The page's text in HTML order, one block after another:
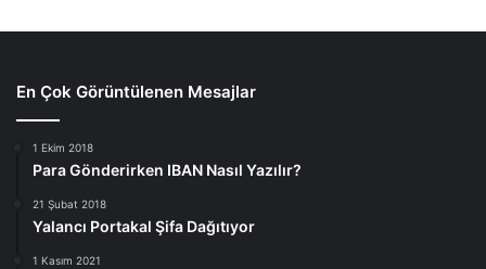
En Çok Görüntülenen Mesajlar
1 Ekim 2018
Para Gönderirken IBAN Nasıl Yazılır?
21 Şubat 2018
Yalancı Portakal Şifa Dağıtıyor
1 Kasım 2021